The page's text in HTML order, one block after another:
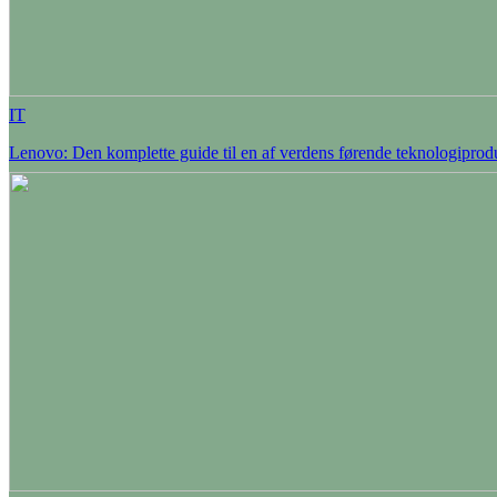
IT
Lenovo: Den komplette guide til en af verdens førende